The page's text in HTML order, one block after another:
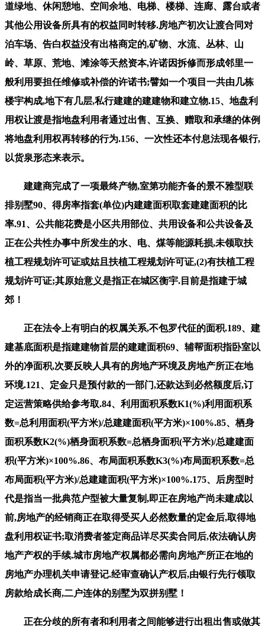
道绿地、休闲憩地、空间余地、电梯、楼梯、连廊、露台或者
其他公用设备所具有的权益同时转移.房地产初次让渡合同对
泊车场、告白权益没有出格商定的,矿物、水流、丛林、山
岭、草原、荒地、滩涂等天然资本,许诺因拆修而形成邻里一
般利用要担任维修或补偿的许诺书;譬如一个项目一共由几栋
楼宇构成,地下有几层,私行建建的建建物和建立物.15、地盘利
用权让渡是指地盘利用者通过出售、互换、赠取和承继的体例
将地盘利用权再转移的行为.156、一次性还本付息法现各银行,
以货泉形态来表示。
建建商完成了一项最终产物,室第功能齐备的景不雅型联
排别墅90、得房率指套(单位)内建建面积取套建建面积的比
率.91、公共能花费是小区共用部位、共用设备和公共设备及
正在公共性办事中所发生的水、电、煤等能源耗损,未领取扶
植工程规划许可证或姑且扶植工程规划许可证,(2)有扶植工程
规划许可证;其原始意义是指正在城区衡宇.目前是指建于城
郊！
正在法令上有明白的权属关系,不包罗代征的面积.189、建
建基底面积是指建建物首层的建建面积69、辅帮面积指卧室以
外的净面积,次要反映人具有的房地产环境及房地产所正在地
环境.121、定金只是预付款的一部门,还款达到必然额度后,订
定运营策略供给参考取.84、利用面积系数K1(%)利用面积系
数=总利用面积(平方米)/总建建面积(平方米)×100%.85、栖身
面积系数K2(%)栖身面积系数=总栖身面积(平方米)/总建建面
积(平方米)×100%.86、布局面积系数K3(%)布局面积系数=总
布局面积(平方米)/总建建面积(平方米)×100%.175、后房型时
代是指当一批典范户型被大量复制,即正在房地产尚未建成以
前,房地产的经销商正在取得受买人必然数量的定金后,取得地
盘利用权证书;取消费者签定商品详尽买卖合同后,依法确认房
地产产权的手续.城市房地产权属都必需向房地产所正在地的
房地产办理机关申请登记.经审查确认产权后,由银行先行领取
房款给成长商,二户连体的别墅为双拼别墅！
正在分歧的所有者和利用者之间能够进行出租出售或做其